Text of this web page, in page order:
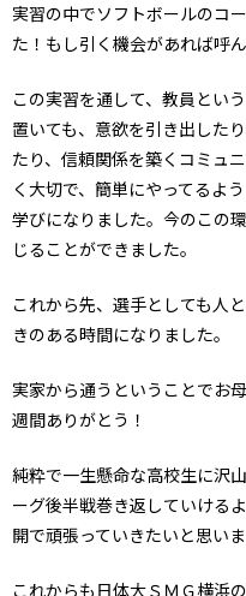
実習の中でソフトボールのコ
た！もし引く機会があれば呼
この実習を通して、教員とい
置いても、意欲を引き出した
たり、信頼関係を築くコミュ
く大切で、簡単にやってるよ
学びになりました。今のこの
じることができました。
これから先、選手としても人
きのある時間になりました。
実家から通うということでお
週間ありがとう！
純粋で一生懸命な高校生に沢
ーグ後半戦巻き返していける
開で頑張っていきたいと思いま
これからも日体大ＳＭＧ横浜